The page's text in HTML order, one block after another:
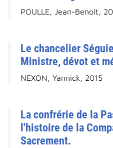
POULLE, Jean-Benoît,
Le chancelier
Ministre, dévot et
NEXON, Yannick, 2015
La confrérie de la
l'histoire de la
Sacrement.